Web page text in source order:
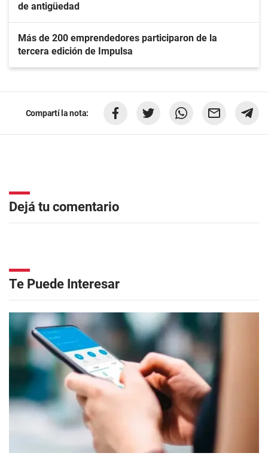
de antigüedad
Más de 200 emprendedores participaron de la
tercera edición de Impulsa
Compartí la nota:
Dejá tu comentario
Te Puede Interesar